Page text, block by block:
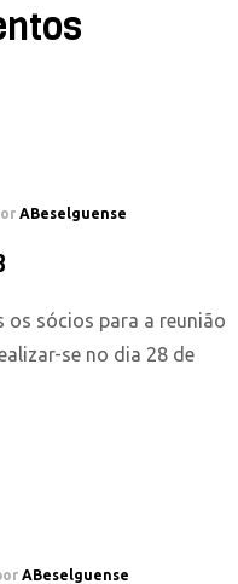
ABeselguense
sócios para a reunião
se no dia 28 de
ABeselguense